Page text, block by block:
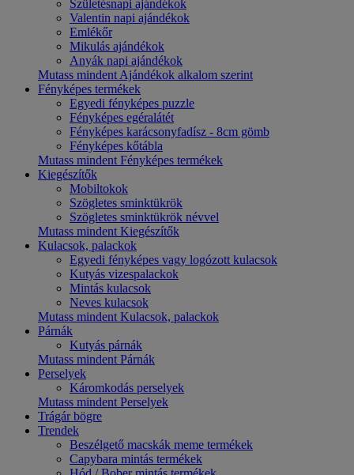
Születésnapi ajándékok
Valentin napi ajándékok
Emlékőr
Mikulás ajándékok
Anyák napi ajándékok
Mutass mindent Ajándékok alkalom szerint
Fényképes termékek
Egyedi fényképes puzzle
Fényképes egéralátét
Fényképes karácsonyfadísz - 8cm gömb
Fényképes kőtábla
Mutass mindent Fényképes termékek
Kiegészítők
Mobiltokok
Szögletes sminktükrök
Szögletes sminktükrök névvel
Mutass mindent Kiegészítők
Kulacsok, palackok
Egyedi fényképes vagy logózott kulacsok
Kutyás vizespalackok
Mintás kulacsok
Neves kulacsok
Mutass mindent Kulacsok, palackok
Párnák
Kutyás párnák
Mutass mindent Párnák
Perselyek
Káromkodás perselyek
Mutass mindent Perselyek
Trágár bögre
Trendek
Beszélgető macskák meme termékek
Capybara mintás termékek